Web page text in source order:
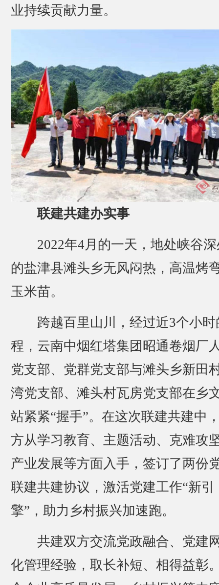
业持续贡献力量。
联建共建办实事
2022年4月的一天，地处峡谷深
的盐津县滩头乡无风闷热，高温烤
玉米苗。
跨越百里山川，经过近3个小时
程，云南中烟红塔集团昭通卷烟厂
党支部、党群党支部与滩头乡新田
湾党支部、滩头村瓦房党支部在乡
站紧紧“握手”。在这次联建共建中
方从学习教育、主题活动、克难攻
产业发展等方面入手，签订了两份
联建共建协议，激活党建工作“新引
擎”，助力乡村振兴加速跑。
共建双方交流党政融合、党建
化管理经验，取长补短、相得益彰